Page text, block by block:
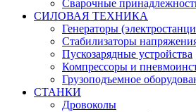
Сварочные
СИЛОВАЯ ТЕХНИКА
Генераторы
Стабилизаторы
Пускозарядные устройства
Компрессоры и
Грузоподъемное
СТАНКИ
Дровоколы